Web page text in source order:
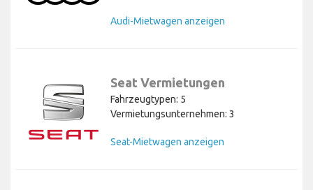
Audi-Mietwagen anzeigen
Seat Vermietungen
Fahrzeugtypen: 5
Vermietungsunternehmen: 3
Seat-Mietwagen anzeigen